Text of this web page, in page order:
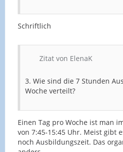
Schriftlich
Zitat von ElenaK
3. Wie sind die 7 Stunden
Woche verteilt?
Einen Tag pro Woche ist man
von 7:45-15:45 Uhr. Meist gibt
noch Ausbildungszeit. Das